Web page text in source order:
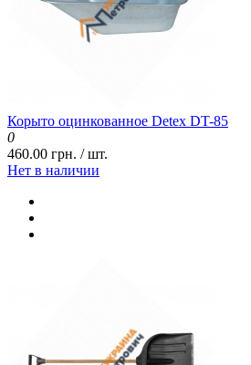
Корыто оцинкованное Detex DT-85
0
460.00 грн. / шт.
Нет в наличии